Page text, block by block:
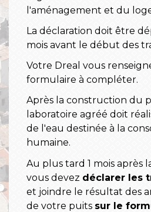
l'aménagement et du
La déclaration doit être
mois avant le début des
Votre Dreal vous
formulaire à compléter.
Après la construction du
laboratoire agréé doit
de l'eau destinée à la
humaine.
Au plus tard 1 mois après
vous devez déclarer les
et joindre le résultat des
de votre puits sur le